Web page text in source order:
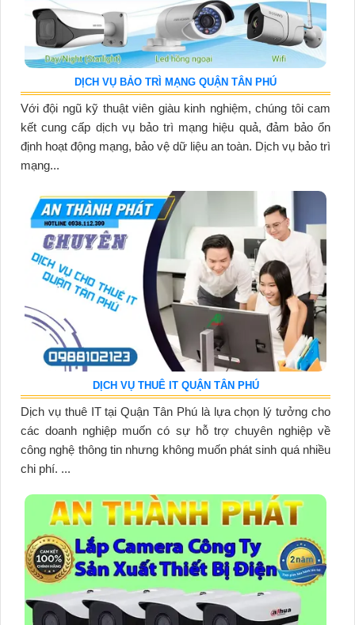
DỊCH VỤ BẢO TRÌ MẠNG QUẬN TÂN PHÚ
Với đội ngũ kỹ thuật viên giàu kinh nghiệm, chúng tôi cam
kết cung cấp dịch vụ bảo trì mạng hiệu quả, đảm bảo ổn
định hoạt động mạng, bảo vệ dữ liệu an toàn. Dịch vụ bảo trì
mạng...
DỊCH VỤ THUÊ IT QUẬN TÂN PHÚ
Dịch vụ thuê IT tại Quận Tân Phú là lựa chọn lý tưởng cho
các doanh nghiệp muốn có sự hỗ trợ chuyên nghiệp về
công nghệ thông tin nhưng không muốn phát sinh quá nhiều
chi phí. ...